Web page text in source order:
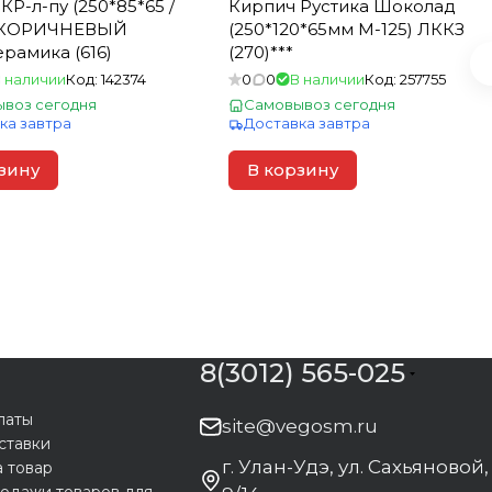
л-пу (250*85*65 /
(616)
наличииКод:142374
сегодня
завтра
Кирпич Рустика Шоколад
(250*120*65мм М-125) ЛККЗ
(270)***
0 0 В наличииКод: 257755
Самовывоз сегодня
Доставка завтра
В корзину
товар
8(3012) 565-025
site@vegosm.ru
г. Улан-Удэ, ул. Сахьяновой,